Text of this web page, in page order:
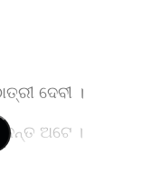
ଦେବୀ ।
ଅଟେ ।